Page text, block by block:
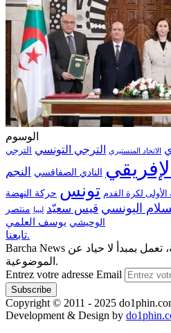
الوسوم
الاتحاد المنستيري الترجي التونسي الترجي
النادي الصفاقسي
النجم
لكرة القدم تونس حركة النهضة
اليونسي قيس سعيّد ليبيا
منتصر
الوحيشي يوسف العلمي
تابعنا.
Barcha News مجلة إخبارية جامعة، تعمل بمبدأ لا حياد عن
الموضوعية.
Entrez votre adresse Email
Copyright © 2011 - 2025
Development & Design by